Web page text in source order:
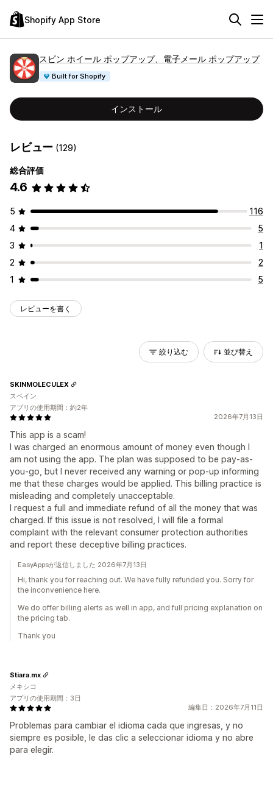
Shopify App Store
スピン ホイール ポップアップ、電子メール ポップアップ
Built for Shopify
インストール
レビュー (129)
総合評価
4.6
5
116
4
5
3
1
2
2
1
5
レビューを書く
絞り込む 並び替え
2026年7月13日
This app is a scam!
I was charged an enormous amount of money even though I
am not using the app. The plan was supposed to be pay-as-
you-go, but I never received any warning or pop-up informing
me that these charges would be applied. This billing practice is
misleading and completely unacceptable.
I request a full and immediate refund of all the money that was
charged. If this issue is not resolved, I will file a formal
complaint with the relevant consumer protection authorities
and report these deceptive billing practices.
SKINMOLECULEX
スペイン
アプリの使用期間：約2年
EasyAppsが返信しました 2026年7月13日
Hi, thank you for reaching out. We have fully refunded you. Sorry for
the inconvenience here.
We do offer billing alerts as well in app, and full pricing explanation on
the pricing tab.
Thank you
編集日：2026年7月11日
Problemas para cambiar el idioma cada que ingresas, y no
siempre es posible, le das clic a seleccionar idioma y no abre
para elegir.
Stiara.mx
メキシコ
アプリの使用期間：3日